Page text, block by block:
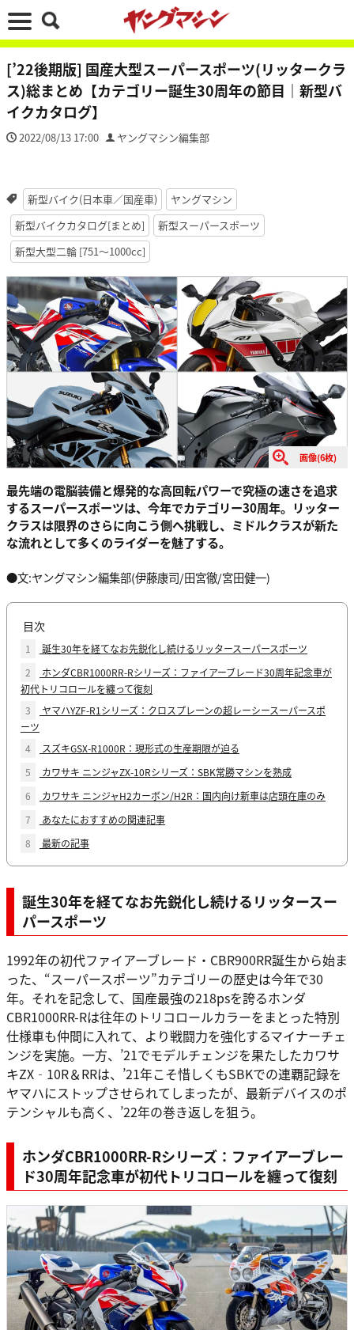
[’22後期版] 国産大型スーパースポーツ(リッタークラ
ス)総まとめ【カテゴリー誕生30周年の節目｜新型バ
イクカタログ】
2022/08/13 17:00 ヤングマシン編集部
新型バイク(日本車／国産車)
ヤングマシン
新型バイクカタログ[まとめ]
新型スーパースポーツ
新型大型二輪 [751〜1000cc]
画像(6枚)
最先端の電脳装備と爆発的な高回転パワーで究極の速さを追求
するスーパースポーツは、今年でカテゴリー30周年。リッター
クラスは限界のさらに向こう側へ挑戦し、ミドルクラスが新た
な流れとして多くのライダーを魅了する。
●文:ヤングマシン編集部(伊藤康司/田宮徹/宮田健一)
目次
1
誕生30年を経てなお先鋭化し続けるリッタースーパースポーツ
2
ホンダCBR1000RR-Rシリーズ：ファイアーブレード30周年記念車が
初代トリコロールを纏って復刻
3
ヤマハYZF-R1シリーズ：クロスプレーンの超レーシースーパースポ
ーツ
4
スズキGSX-R1000R：現形式の生産期限が迫る
5
カワサキ ニンジャZX-10Rシリーズ：SBK常勝マシンを熟成
6
カワサキ ニンジャH2カーボン/H2R：国内向け新車は店頭在庫のみ
7
あなたにおすすめの関連記事
8
最新の記事
誕生30年を経てなお先鋭化し続けるリッタースー
パースポーツ
1992年の初代ファイアーブレード・CBR900RR誕生から始ま
った、“スーパースポーツ”カテゴリーの歴史は今年で30
年。それを記念して、国産最強の218psを誇るホンダ
CBR1000RR-Rは往年のトリコロールカラーをまとった特別
仕様車も仲間に入れて、より戦闘力を強化するマイナーチェ
ンジを実施。一方、’21でモデルチェンジを果たしたカワサ
キZX‐10R＆RRは、’21年こそ惜しくもSBKでの連覇記録を
ヤマハにストップさせられてしまったが、最新デバイスのポ
テンシャルも高く、’22年の巻き返しを狙う。
ホンダCBR1000RR-Rシリーズ：ファイアーブレー
ド30周年記念車が初代トリコロールを纏って復刻